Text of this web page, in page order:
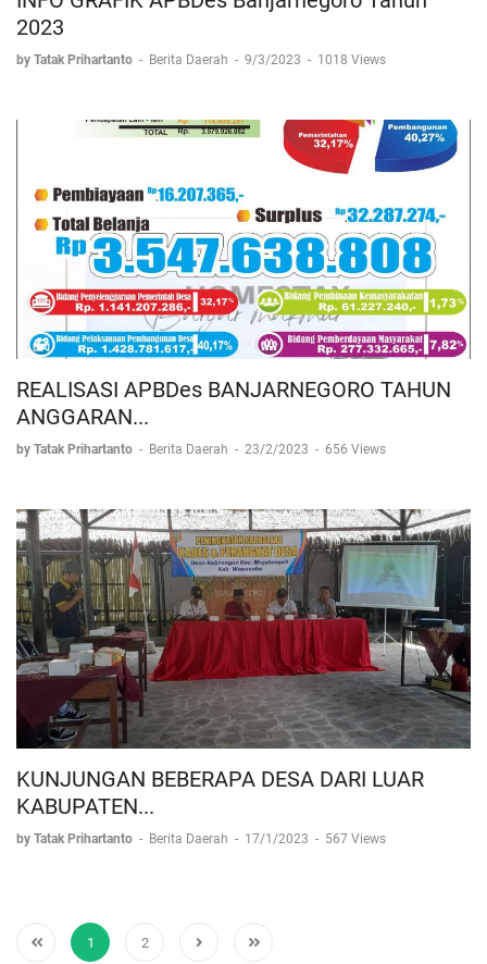
2023
by Tatak Prihartanto - Berita Daerah - 9/3/2023 - 1018 Views
REALISASI APBDes BANJARNEGORO TAHUN
ANGGARAN...
by Tatak Prihartanto - Berita Daerah - 23/2/2023 - 656 Views
KUNJUNGAN BEBERAPA DESA DARI LUAR
KABUPATEN...
by Tatak Prihartanto - Berita Daerah - 17/1/2023 - 567 Views
1 2